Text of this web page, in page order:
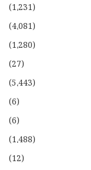
(1،231)
(4،081)
(1،280)
(27)
(5،443)
(6)
(6)
(1،488)
(12)